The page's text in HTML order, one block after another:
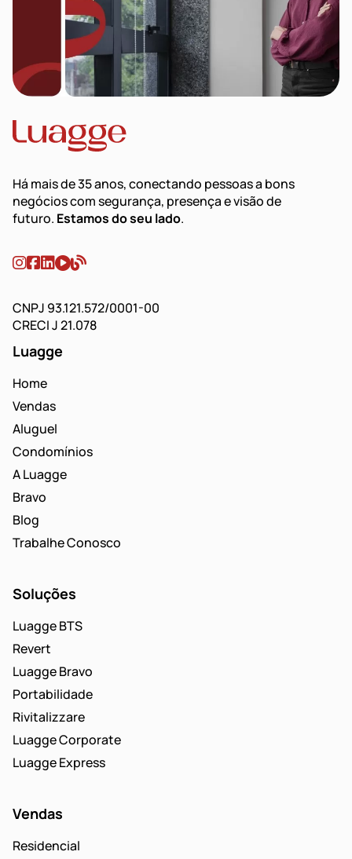
Há mais de 35 anos, conectando pessoas a bons
negócios com segurança, presença e visão de
futuro. Estamos do seu lado.
CNPJ 93.121.572/0001-00
CRECI J 21.078
Luagge
Home
Vendas
Aluguel
Condomínios
A Luagge
Bravo
Blog
Trabalhe Conosco
Soluções
Luagge BTS
Revert
Luagge Bravo
Portabilidade
Rivitalizzare
Luagge Corporate
Luagge Express
Vendas
Residencial